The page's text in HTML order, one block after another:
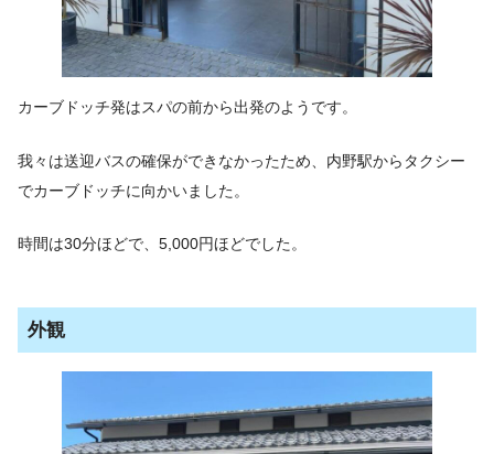
カーブドッチ発はスパの前から出発のようです。
我々は送迎バスの確保ができなかったため、内野駅からタクシー
でカーブドッチに向かいました。
時間は30分ほどで、5,000円ほどでした。
外観